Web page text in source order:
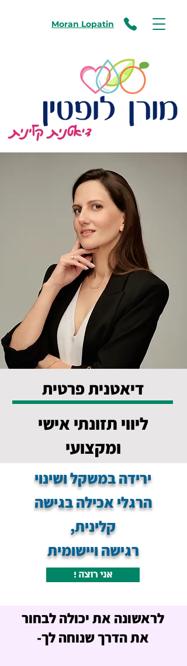
Moran Lopatin
דיאטנית פרטית
ליווי תזונתי אישי
ומקצועי
ירידה במשקל ושינוי
הרגלי אכילה בגישה
קלינית,
רגישה ויישומית
! אני רוצה
מורן, חזרי אליי
לראשונה את יכולה לבחור
את הדרך שנוחה לך-